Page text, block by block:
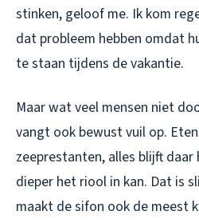
stinken, geloof me. Ik kom
dat probleem hebben omdat
te staan tijdens de vakantie.
Maar wat veel mensen niet
vangt ook bewust vuil op.
zeeprestanten, alles blijft
dieper het riool in kan. Dat is
maakt de sifon ook de meest